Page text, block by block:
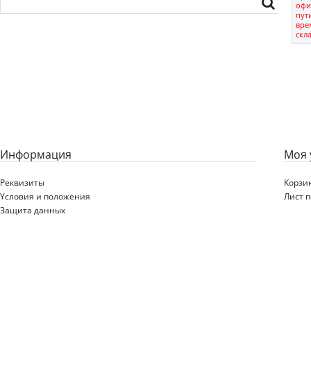
Информация
Реквизиты
Yсловия и положения
Защита данных
Моя
Лист